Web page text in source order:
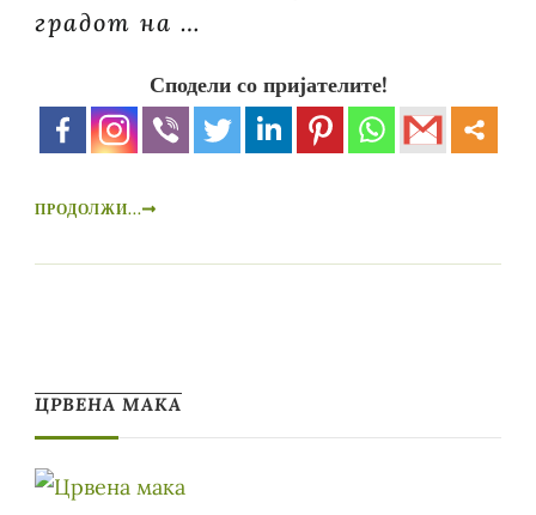
градот на …
Сподели со пријателите!
ПРОДОЛЖИ...
ЦРВЕНА МАКА